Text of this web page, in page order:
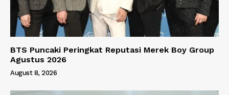
BTS Puncaki Peringkat Reputasi Merek Boy Group
Agustus 2026
August 8, 2026